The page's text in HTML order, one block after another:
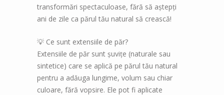
transformări spectaculoase, fără să aștepți
ani de zile ca părul tău natural să crească!
💡 Ce sunt extensiile de păr?
Extensiile de păr sunt șuvițe (naturale sau
sintetice) care se aplică pe părul tău natural
pentru a adăuga lungime, volum sau chiar
culoare, fără vopsire. Ele pot fi aplicate